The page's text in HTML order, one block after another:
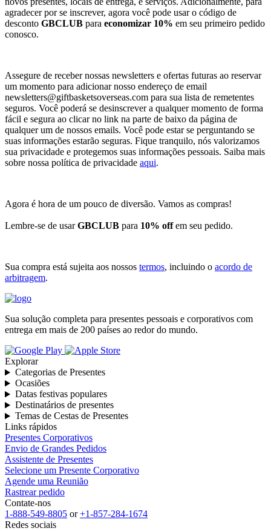
agradecer por se inscrever, agora você pode usar o código de
desconto GBCLUB para economizar 10% em seu primeiro pedido
conosco.
Assegure de receber nossas newsletters e ofertas futuras ao reservar
um momento para adicionar nosso endereço de email
newsletters@giftbasketsoverseas.com para sua lista de remetentes
seguros. Você poderá se desinscrever a qualquer momento de forma
fácil e segura ao clicar no link na parte de baixo da página de
qualquer um de nossos emails. Você pode estar se perguntando se
suas informações estarão seguras. Fique tranquilo, nós valorizamos
sua privacidade e protegemos suas informações pessoais. Saiba mais
sobre nossa política de privacidade aqui.
Agora é hora de um pouco de diversão. Vamos as compras!
Lembre-se de usarGBCLUB para 10% offem seu pedido.
Sua compra está sujeita aos nossos termos, incluindo o acordo de
arbitragem.
Sua solução completa para presentes pessoais e corporativos com
entrega em mais de 200 países ao redor do mundo.
Explorar
Categorias de Presentes
Ocasiões
Datas festivas populares
Destinatários de presentes
Temas de Cestas de Presentes
Links rápidos
Presentes Corporativos
Envio de Grandes Pedidos
Assistente de Presentes
Selecione um Presente Corporativo
Agende uma Reunião
Rastrear pedido
Contate-nos
1-888-549-8805 or+1-857-284-1674
Redes sociais